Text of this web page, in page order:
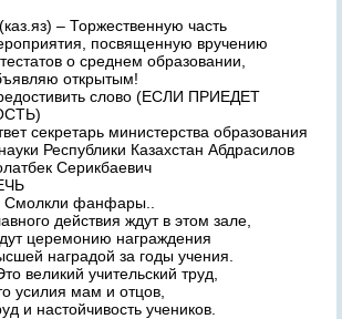
– Торжественную часть
посвященную вручению
о среднем образовании,
открытым!
слово (ЕСЛИ ПРИЕДЕТ
секретарь министерства образования
Республики Казахстан Абдрасилов
Серикбаевич
Смолкли фанфары..
действия ждут в этом зале,
церемонию награждения
наградой за годы учения.
великий учительский труд,
усилия мам и отцов,
и настойчивость учеников.